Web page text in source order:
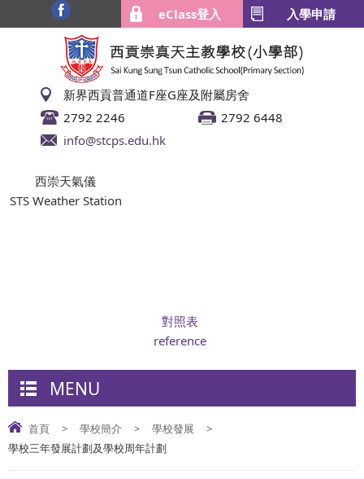
eClass登入 入學申請
新界西貢普通道F座G座及附屬房舍
2792 2246
2792 6448
info@stcps.edu.hk
西崇天氣儀
STS Weather Station
對照表
reference
MENU
首頁 > 學校簡介 > 學校發展
>
學校三年發展計劃及學校周年計劃